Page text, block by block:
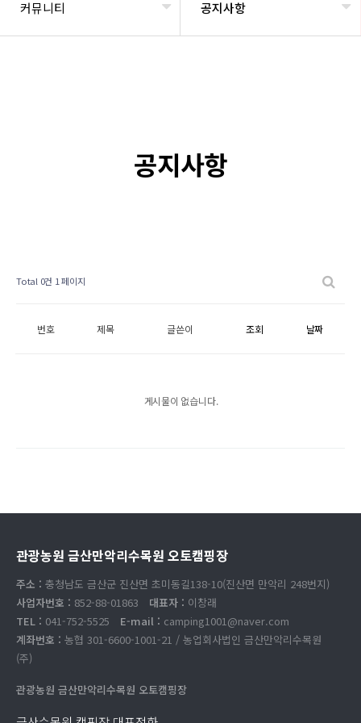
커뮤니티 공지사항
공지사항
Total 0건 1 페이지
번호 제목 글쓴이 조회 날짜
게시물이 없습니다.
관광농원 금산만악리수목원 오토캠핑장
주소 : 충청남도 금산군 진산면 초미동길138-10(진산면 만악리 248번지)
사업자번호 : 852-88-01863 대표자 : 이창래
TEL : 041-752-5525 E-mail : camping1001@naver.com
계좌번호 : 농협 301-6600-1001-21 / 농업회사법인 금산만악리수목원
(주)
관광농원 금산만악리수목원 오토캠핑장